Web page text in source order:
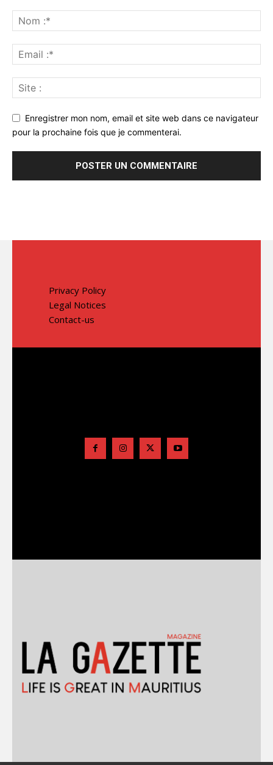
Enregistrer mon nom, email et site web dans ce navigateur
pour la prochaine fois que je commenterai.
Privacy Policy
Legal Notices
Contact-us